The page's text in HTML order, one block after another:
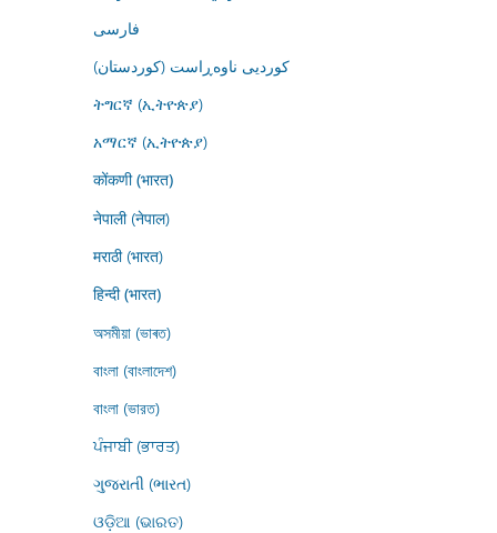
فارسى
کوردیی ناوەڕاست (کوردستان)
ትግርኛ (ኢትዮጵያ)
አማርኛ (ኢትዮጵያ)
कोंकणी (भारत)
नेपाली (नेपाल)
मराठी (भारत)
हिन्दी (भारत)
অসমীয়া (ভাৰত)
বাংলা (বাংলাদেশ)
বাংলা (ভারত)
ਪੰਜਾਬੀ (ਭਾਰਤ)
ગુજરાતી (ભારત)
ଓଡ଼ିଆ (ଭାରତ)